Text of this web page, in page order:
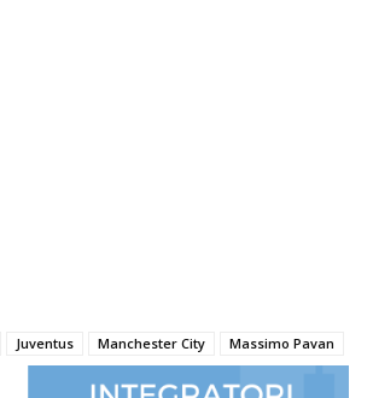
Juventus Manchester City Massimo Pavan